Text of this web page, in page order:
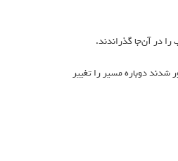
در آن‌جا گذراندند.
شدند دوباره مسیر را تغییر